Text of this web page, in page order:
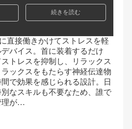
続きを読む
直接働きかけてストレスを軽
バイス。首に装着するだけ
トレスを抑制し、リラックス
ックスをもたらす神経伝達物
で効果を感じられる設計。日
なスキルも不要なため、誰で
理が…